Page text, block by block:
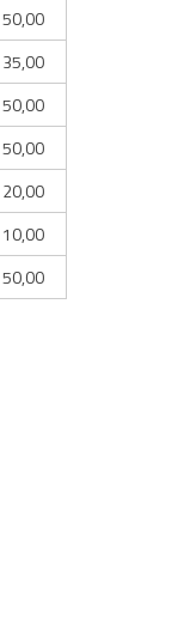
50,00
35,00
50,00
50,00
20,00
10,00
50,00